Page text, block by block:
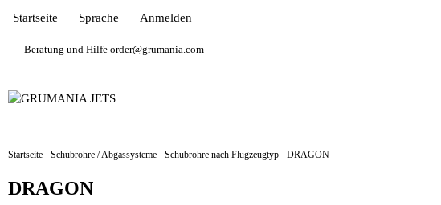
Beratung und Hilfe order@grumania.com
Startseite Sprache Anmelden
Startseite Schubrohre / Abgassysteme Schubrohre nach Flugzeugtyp DRAGON
DRAGON